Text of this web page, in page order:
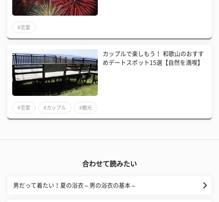
#恋愛
カップルで楽しもう！ 和歌山のおすす
めデートスポット15選【自然を満喫】
#恋愛 #カップル #観光
合わせて読みたい
男だって着たい！夏の浴衣～男の浴衣の基本～